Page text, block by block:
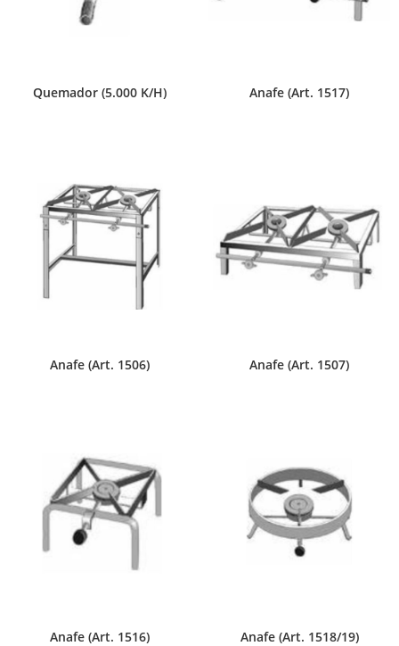
Quemador (5.000 K/H) Anafe (Art. 1517)
Anafe (Art. 1506) Anafe (Art. 1507)
Anafe (Art. 1516) Anafe (Art. 1518/19)